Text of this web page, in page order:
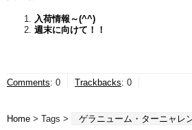
入荷情報～(^^)
週末に向けて！！
Comments: 0 Trackbacks: 0
Home > Tags > ゲラニューム・ターニャレ